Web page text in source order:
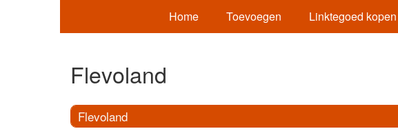
Home Toevoegen Linktegoed kopen
Flevoland
Flevoland